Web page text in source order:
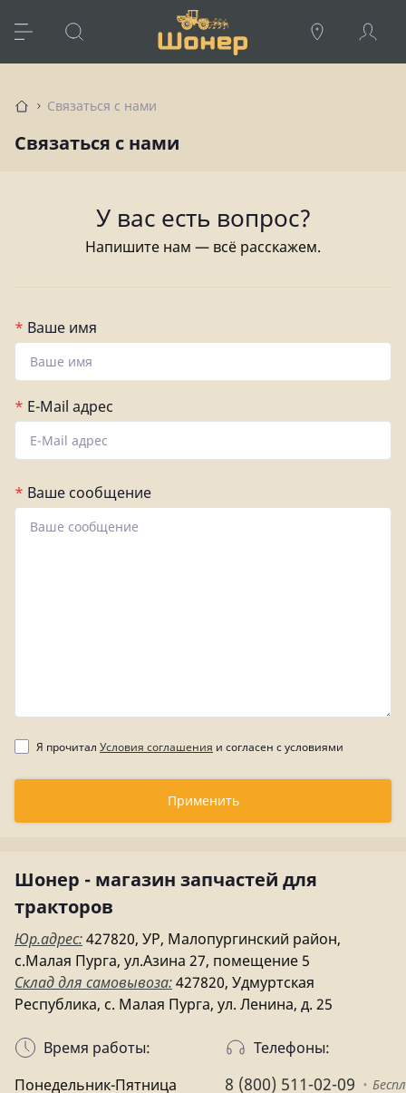
Связаться с нами
Связаться с нами
У вас есть вопрос?
Напишите нам — всё расскажем.
* Ваше имя
* E-Mail адрес
* Ваше сообщение
Я прочитал Условия соглашения и согласен с условиями
Применить
Шонер - магазин запчастей для
тракторов
Юр.адрес:427820, УР, Малопургинский район,
с.Малая Пурга, ул.Азина 27, помещение 5
Склад для самовывоза:427820, Удмуртская
Республика, с. Малая Пурга, ул. Ленина, д. 25
Время работы:
Понедельник-Пятница
Телефоны:
8 (800) 511-02-09